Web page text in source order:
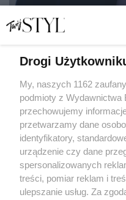
naprawdę poczuł się
MARIANNA WALISZEWSKA
PIĘKNE ŻYCIE
Drogi
My, naszych 1162
podmioty z
przechowujemy
przetwarzamy dane
identyfikatory,
urządzenie czy dane
spersonalizowanych
treści, pomiar reklam i
ulepszanie usług. Za